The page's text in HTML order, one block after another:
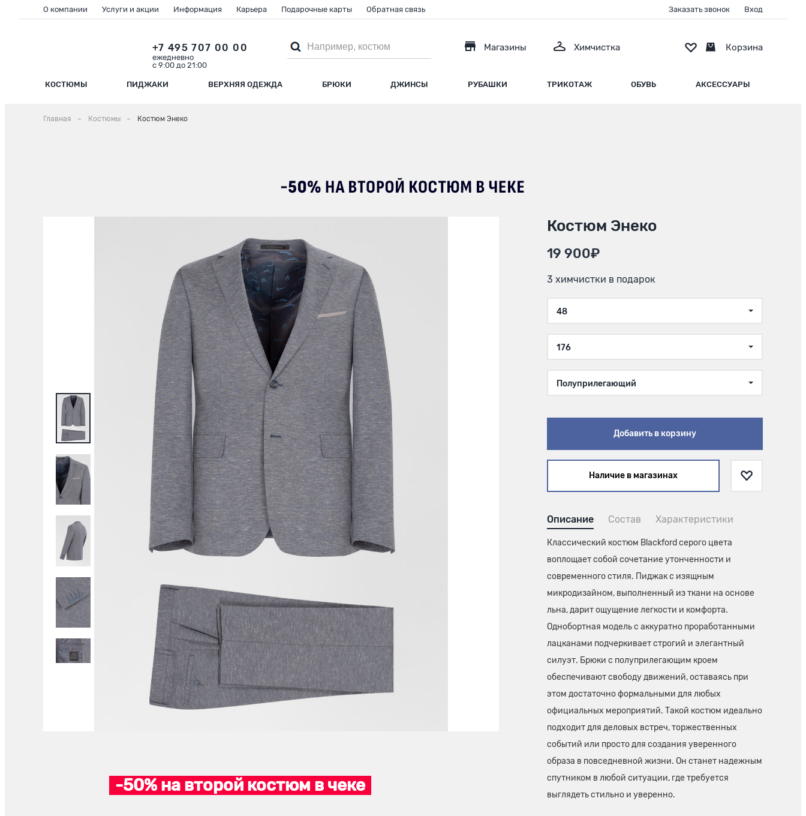
КОСТЮМЫ ПИДЖАКИ ВЕРХНЯЯ ОДЕЖДА БРЮКИ ДЖИНСЫ РУБАШКИ ТРИКОТАЖ ОБУВЬ АКСЕССУАРЫ
+7 495 707 00 00
ежедневно
с 9:00 до 21:00
Магазины Химчистка
О компании Услуги и акции Информация Карьера Подарочные карты Обратная связь Заказать звонок Вход
Корзина
Главная Костюмы Костюм Энеко
-50% на второй костюм в чеке
Костюм Энеко
19 900₽
3 химчистки в подарок
48
176
Полуприлегающий
Добавить в корзину
Наличие в магазинах
Описание Состав Характеристики
Классический костюм Blackford серого цвета
воплощает собой сочетание утонченности и
современного стиля. Пиджак с изящным
микродизайном, выполненный из ткани на основе
льна, дарит ощущение легкости и комфорта.
Однобортная модель с аккуратно проработанными
лацканами подчеркивает строгий и элегантный
силуэт. Брюки с полуприлегающим кроем
обеспечивают свободу движений, оставаясь при
этом достаточно формальными для любых
официальных мероприятий. Такой костюм идеально
подходит для деловых встреч, торжественных
событий или просто для создания уверенного
образа в повседневной жизни. Он станет надежным
спутником в любой ситуации, где требуется
выглядеть стильно и уверенно.